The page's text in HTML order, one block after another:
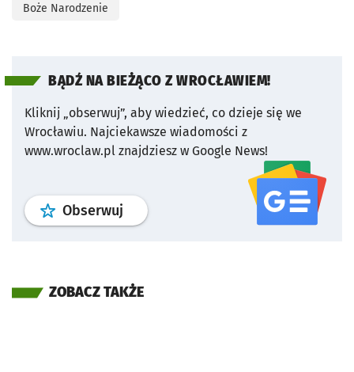
Boże Narodzenie
BĄDŹ NA BIEŻĄCO Z WROCŁAWIEM!
Kliknij „obserwuj”, aby wiedzieć, co dzieje się we
Wrocławiu. Najciekawsze wiadomości z
www.wroclaw.pl znajdziesz w Google News!
Obserwuj profil serwisu
ZOBACZ TAKŻE